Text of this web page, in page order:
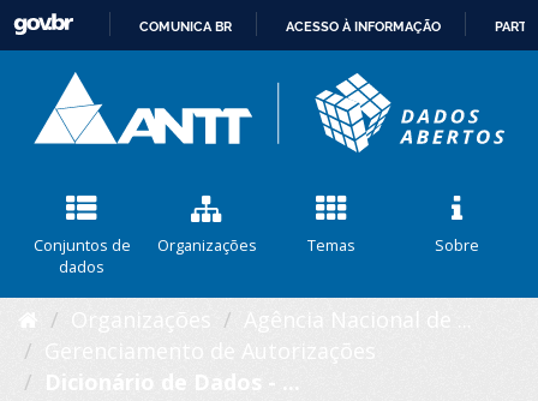
CONTEÚDO
COMUNICA BR ACESSO À INFORMAÇÃO
Conjuntos de
dados
Organizações Temas Sobre